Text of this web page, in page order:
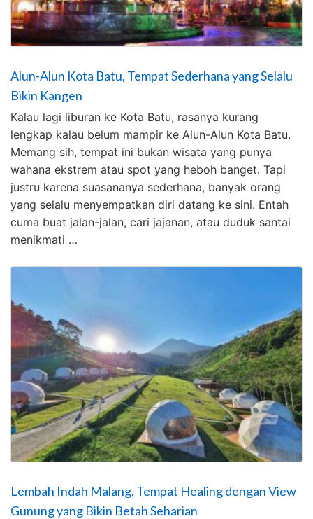
Alun-Alun Kota Batu, Tempat Sederhana yang Selalu
Bikin Kangen
Kalau lagi liburan ke Kota Batu, rasanya kurang
lengkap kalau belum mampir ke Alun-Alun Kota Batu.
Memang sih, tempat ini bukan wisata yang punya
wahana ekstrem atau spot yang heboh banget. Tapi
justru karena suasananya sederhana, banyak orang
yang selalu menyempatkan diri datang ke sini. Entah
cuma buat jalan-jalan, cari jajanan, atau duduk santai
menikmati …
Lembah Indah Malang, Tempat Healing dengan View
Gunung yang Bikin Betah Seharian